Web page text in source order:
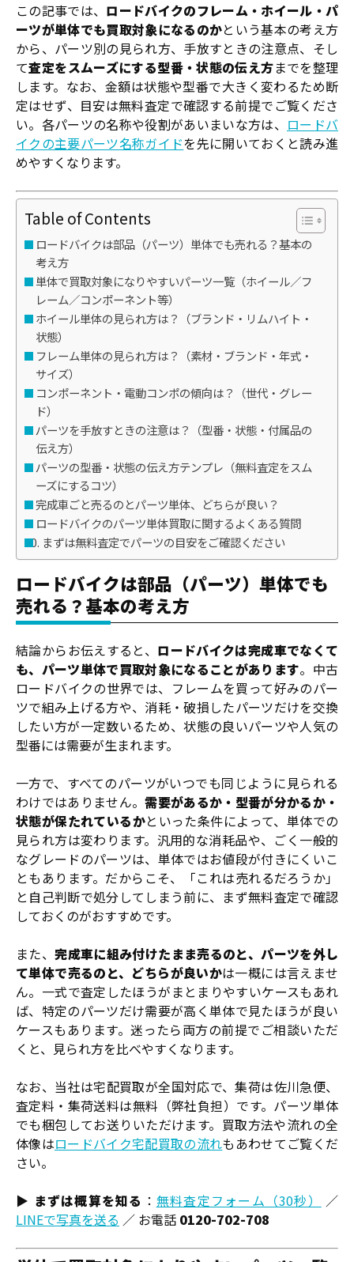
この記事では、 ロードバイクのフレーム・ホイール・パ
ーツが単体でも買取対象になるのかという基本の考え方
から、パーツ別の見られ方、手放すときの注意点、そし
て査定をスムーズにする型番・状態の伝え方までを整理
します。なお、金額は状態や型番で大きく変わるため断
定はせず、目安は無料査定で確認する前提でご覧くださ
い。各パーツの名称や役割があいまいな方は、 ロードバ
イクの主要パーツ名称ガイドを先に開いておくと読み進
めやすくなります。
Table of Contents
ロードバイクは部品（パーツ）単体でも売れる？基本の
考え方
単体で買取対象になりやすいパーツ一覧（ホイール／フ
レーム／コンポーネント等）
ホイール単体の見られ方は？（ブランド・リムハイト・
状態）
フレーム単体の見られ方は？（素材・ブランド・年式・
サイズ）
コンポーネント・電動コンポの傾向は？（世代・グレー
ド）
パーツを手放すときの注意は？（型番・状態・付属品の
伝え方）
パーツの型番・状態の伝え方テンプレ（無料査定をスム
ーズにするコツ）
完成車ごと売るのとパーツ単体、どちらが良い？
ロードバイクのパーツ単体買取に関するよくある質問
まずは無料査定でパーツの目安をご確認ください
ロードバイクは部品（パーツ）単体でも
売れる？基本の考え方
結論からお伝えすると、 ロードバイクは完成車でなくて
も、パーツ単体で買取対象になることがあります。中古
ロードバイクの世界では、フレームを買って好みのパー
ツで組み上げる方や、消耗・破損したパーツだけを交換
したい方が一定数いるため、状態の良いパーツや人気の
型番には需要が生まれます。
一方で、すべてのパーツがいつでも同じように見られる
わけではありません。需要があるか・型番が分かるか・
状態が保たれているかといった条件によって、単体での
見られ方は変わります。汎用的な消耗品や、ごく一般的
なグレードのパーツは、単体ではお値段が付きにくいこ
ともあります。だからこそ、「これは売れるだろうか」
と自己判断で処分してしまう前に、まず無料査定で確認
しておくのがおすすめです。
また、完成車に組み付けたまま売るのと、パーツを外し
て単体で売るのと、どちらが良いかは一概には言えませ
ん。一式で査定したほうがまとまりやすいケースもあれ
ば、特定のパーツだけ需要が高く単体で見たほうが良い
ケースもあります。迷ったら両方の前提でご相談いただ
くと、見られ方を比べやすくなります。
なお、当社は宅配買取が全国対応で、集荷は佐川急便、
査定料・集荷送料は無料（弊社負担）です。パーツ単体
でも梱包してお送りいただけます。買取方法や流れの全
体像はロードバイク宅配買取の流れもあわせてご覧くだ
さい。
▶ まずは概算を知る ： 無料査定フォーム（30秒）
／
LINEで写真を送る ／ お電話 0120-702-708